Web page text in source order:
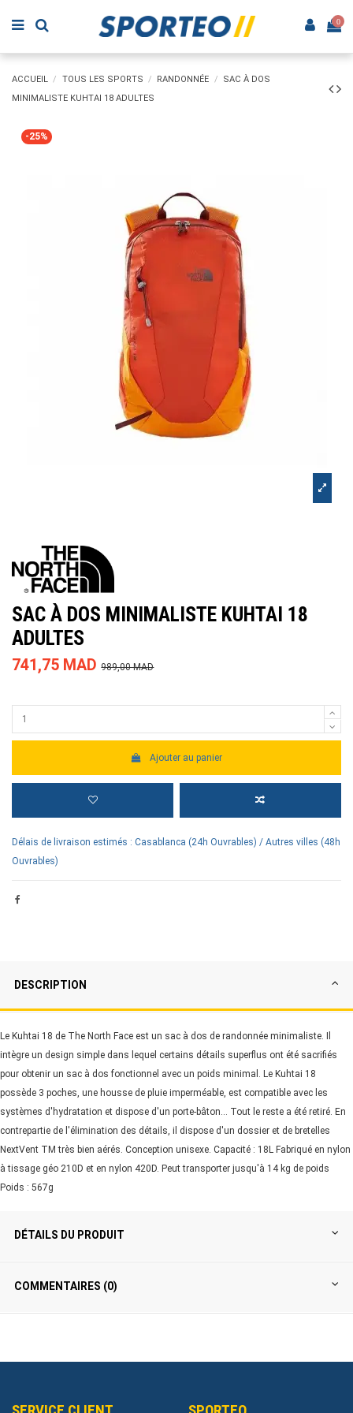
0
ACCUEIL TOUS LES SPORTS RANDONNÉE
SAC À DOS
MINIMALISTE KUHTAI 18 ADULTES
-25%
SAC À DOS MINIMALISTE KUHTAI 18
ADULTES
741,75 MAD 989,00 MAD
Ajouter au panier
Délais de livraison estimés : Casablanca (24h Ouvrables) / Autres villes (48h
Ouvrables)
DESCRIPTION
Le Kuhtai 18 de The North Face est un sac à dos de randonnée minimaliste. Il
intègre un design simple dans lequel certains détails superflus ont été sacrifiés
pour obtenir un sac à dos fonctionnel avec un poids minimal. Le Kuhtai 18
possède 3 poches, une housse de pluie imperméable, est compatible avec les
systèmes d'hydratation et dispose d'un porte-bâton... Tout le reste a été retiré. En
contrepartie de l'élimination des détails, il dispose d'un dossier et de bretelles
NextVent TM très bien aérés. Conception unisexe. Capacité : 18L Fabriqué en nylon
à tissage géo 210D et en nylon 420D. Peut transporter jusqu'à 14 kg de poids
Poids : 567g
DÉTAILS DU PRODUIT
COMMENTAIRES (0)